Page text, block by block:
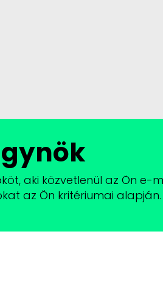
aki közvetlenül az Ön e-
az Ön kritériumai alapján.